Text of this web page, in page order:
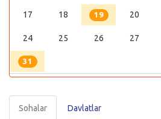
17 18 19 20
24 25 26 27
31
Sohalar Davlatlar